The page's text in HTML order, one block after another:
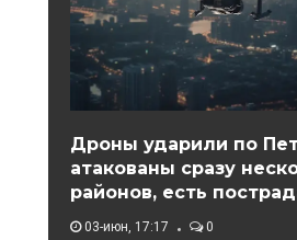
Дроны ударили по
атакованы сразу
районов, есть
03-июн, 17:17 0